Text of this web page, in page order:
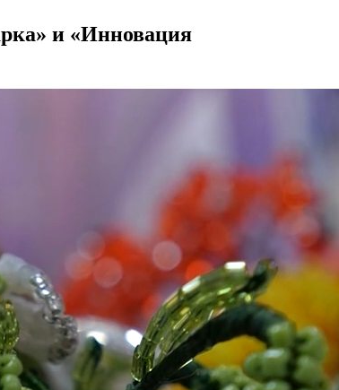
и «Инновация